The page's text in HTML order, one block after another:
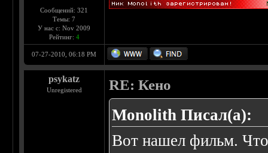
Сообщений: 321
Темы: 7
У нас с: Nov 2009
Рейтинг: 4
07-27-2010, 06:18 PM
psykatz
Unregistered RE: Кено
Monolith Писал(а):
Вот нашел фильм.